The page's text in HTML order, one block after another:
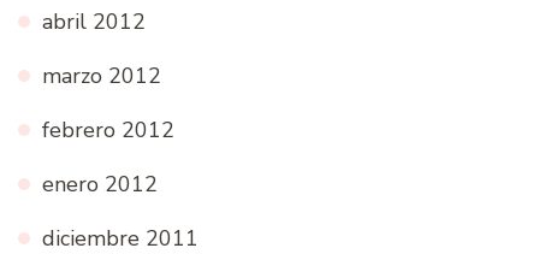
abril 2012
marzo 2012
febrero 2012
enero 2012
diciembre 2011